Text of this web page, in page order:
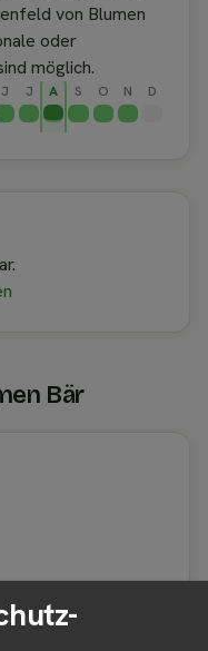
von Blumen
oder
möglich.
J J A S O N D
Bär